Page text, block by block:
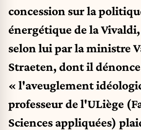
concession sur la
énergétique de la
selon lui par la ministre
Straeten, dont il dénonce
« l'aveuglement
professeur de l'ULiège
Sciences appliquées)